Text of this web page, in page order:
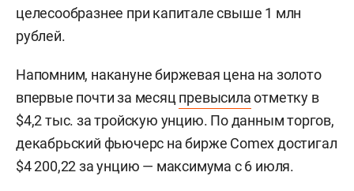
целесообразнее при капитале свыше 1 млн
рублей.
Напомним, накануне биржевая цена на золото
впервые почти за месяцпревысилаотметку в
$4,2 тыс. за тройскую унцию. По данным торгов,
декабрьский фьючерс на бирже Comex достигал
$4 200,22 за унцию — максимума с 6 июля.